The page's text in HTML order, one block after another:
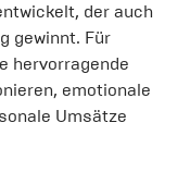
der auch
gewinnt. Für
hervorragende
emotionale
Umsätze